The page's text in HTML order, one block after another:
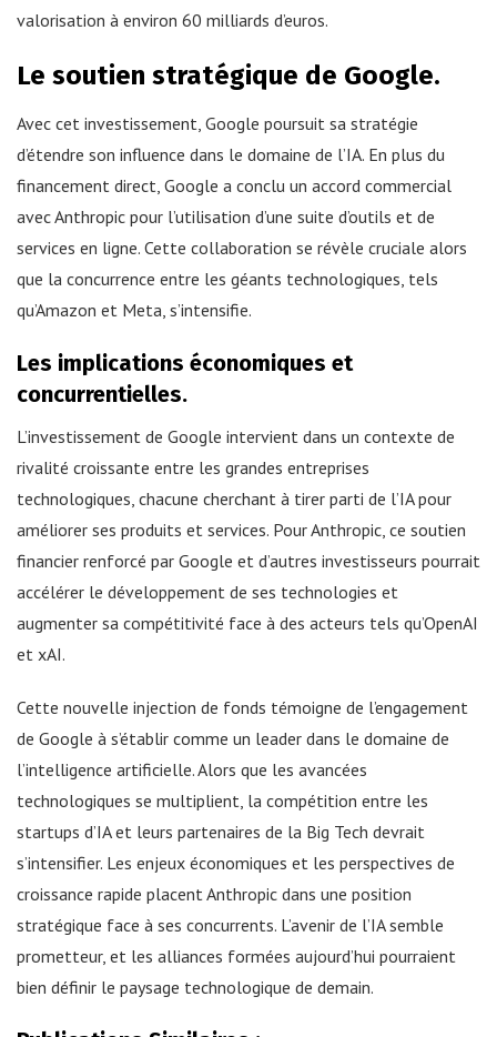
valorisation à environ 60 milliards d’euros.
Le soutien stratégique de Google.
Avec cet investissement, Google poursuit sa stratégie
d’étendre son influence dans le domaine de l’IA. En plus du
financement direct, Google a conclu un accord commercial
avec Anthropic pour l’utilisation d’une suite d’outils et de
services en ligne. Cette collaboration se révèle cruciale alors
que la concurrence entre les géants technologiques, tels
qu’Amazon et Meta, s’intensifie.
Les implications économiques et
concurrentielles.
L’investissement de Google intervient dans un contexte de
rivalité croissante entre les grandes entreprises
technologiques, chacune cherchant à tirer parti de l’IA pour
améliorer ses produits et services. Pour Anthropic, ce soutien
financier renforcé par Google et d’autres investisseurs pourrait
accélérer le développement de ses technologies et
augmenter sa compétitivité face à des acteurs tels qu’OpenAI
et xAI.
Cette nouvelle injection de fonds témoigne de l’engagement
de Google à s’établir comme un leader dans le domaine de
l’intelligence artificielle. Alors que les avancées
technologiques se multiplient, la compétition entre les
startups d’IA et leurs partenaires de la Big Tech devrait
s’intensifier. Les enjeux économiques et les perspectives de
croissance rapide placent Anthropic dans une position
stratégique face à ses concurrents. L’avenir de l’IA semble
prometteur, et les alliances formées aujourd’hui pourraient
bien définir le paysage technologique de demain.